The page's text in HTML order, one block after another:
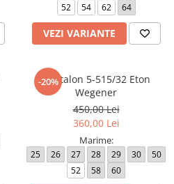
52
54 62 64
VEZI VARIANTE
-20%
Pantalon 5-515/32 Eton
Wegener
450,00 Lei
360,00 Lei
Marime:
25 26 27 28 29 30
50
52
58 60